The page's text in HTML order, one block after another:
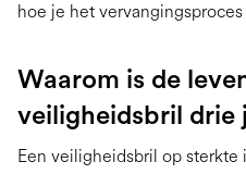
hoe je het
Waarom is de
veiligheidsbril drie
Een veiligheidsbril op sterkte